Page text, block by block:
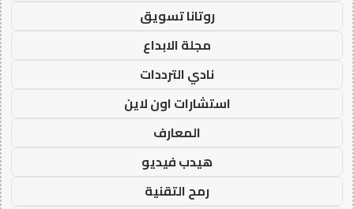
روتانا تسويق
مجلة الابداع
نادي الترددات
استشارات اون لاين
المعارف
هيدب فيديو
رمح التقنية